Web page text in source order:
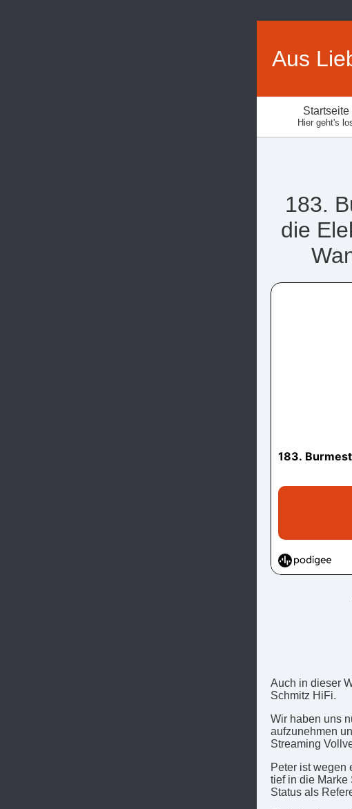
Aus
Startseite
Hier geht's
183.
die
Auch in dieser
Schmitz HiFi.
Wir haben uns
aufzunehmen
Streaming
Peter ist wegen
tief in die Marke
Status als